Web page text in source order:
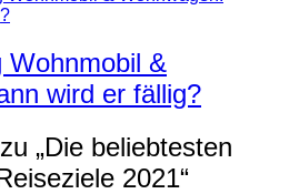
Wohnmobil &
wird er fällig?
„Die beliebtesten
2021“